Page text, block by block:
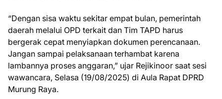
“Dengan sisa waktu sekitar empat bulan, pemerintah
daerah melalui OPD terkait dan Tim TAPD harus
bergerak cepat menyiapkan dokumen perencanaan.
Jangan sampai pelaksanaan terhambat karena
lambannya proses anggaran,” ujar Rejikinoor saat sesi
wawancara, Selasa (19/08/2025) di Aula Rapat DPRD
Murung Raya.